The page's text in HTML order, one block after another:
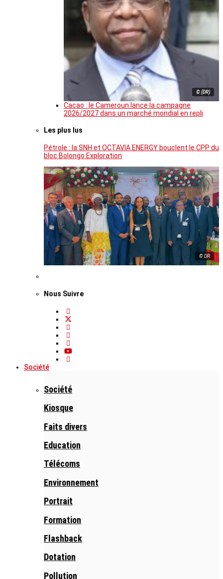
© (DR)
Cacao : le Cameroun lance la campagne
2026/2027 dans un marché mondial en repli
Les plus lus
Pétrole : la SNH et OCTAVIA ENERGY bouclent le CPP du
bloc Bolongo Exploration
© DR
Nous Suivre
Société
Société
Kiosque
Faits divers
Education
Télécoms
Environnement
Portrait
Formation
Flashback
Dotation
Pollution